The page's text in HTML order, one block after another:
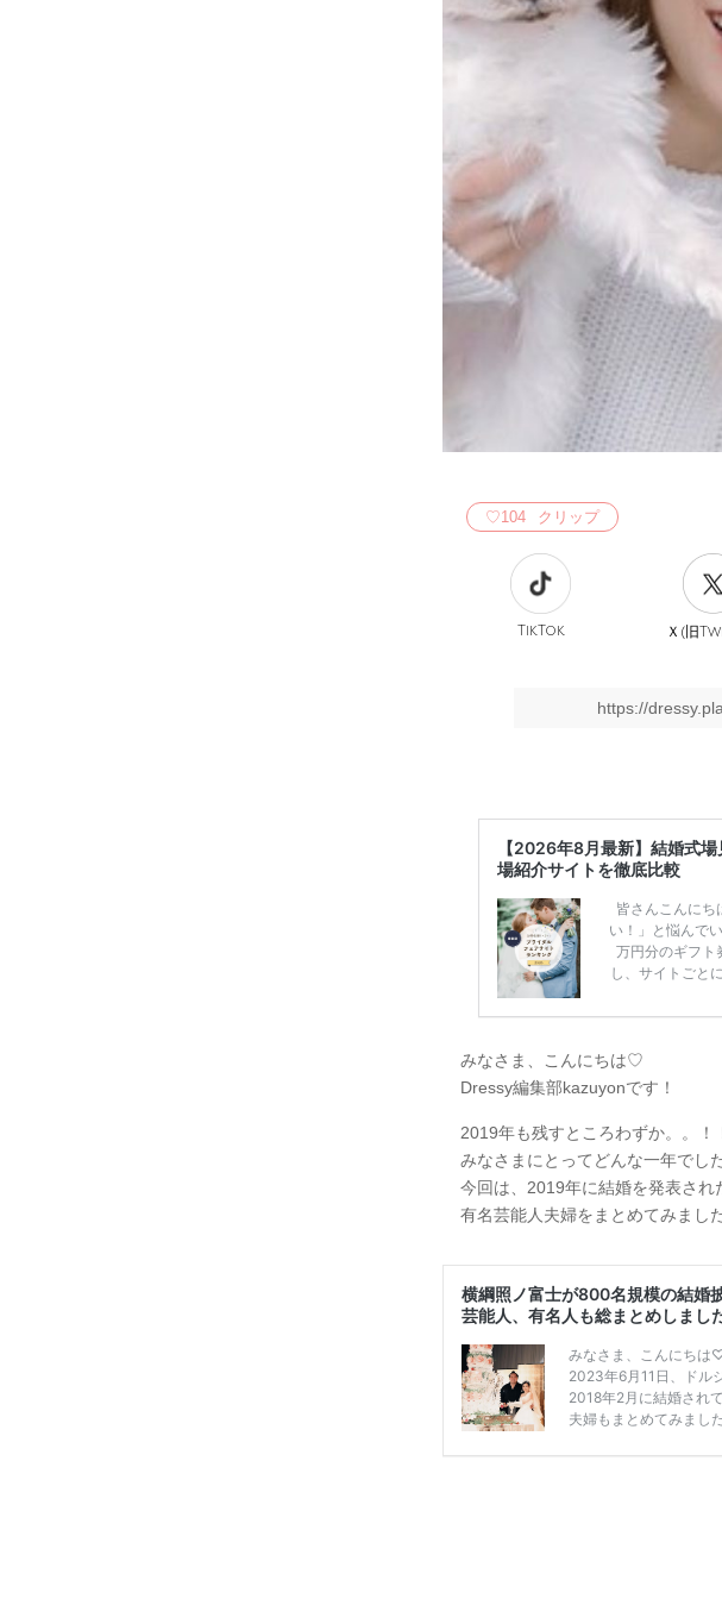
♡104 クリップ
TikTok Ｘ(旧
https://
【2026年8月最新】結婚式
場紹介サイトを徹底比較
皆さんこんに
い！」と悩んで
万円分のギフト
し、サイトごと
ンペーン特典ラ
得？」「プラコ
補を絞
みなさま、こんにちは♡
Dressy編集部kazuyonです！
2019年も残すところわずか。。！
みなさまにとってどんな一年でし
今回は、2019年に結婚を発表され
有名芸能人夫婦をまとめてみまし